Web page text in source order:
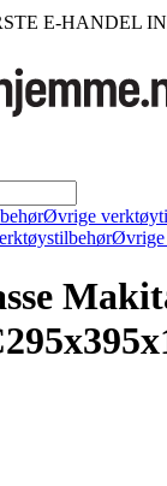
E-HANDEL
Øvrige
Øvrige